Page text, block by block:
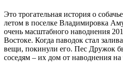
Это трогательная история о
летом в поселке Владимировка
очень масштабного наводнения
Востоке. Когда паводок стал
вещи, покинули его. Пес Дружок
соседям – их дом от наводнения